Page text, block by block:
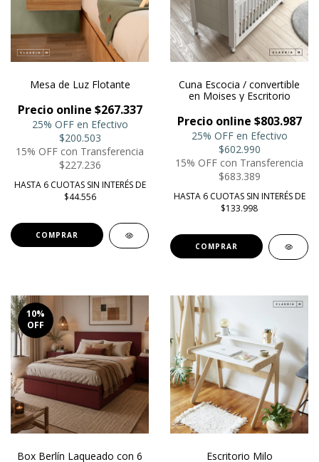
Mesa de Luz Flotante
Precio online $267.337
25% OFF en Efectivo
$200.503
15% OFF con Transferencia
$227.236
HASTA 6 CUOTAS SIN INTERÉS DE
$44.556
COMPRAR
Cuna Escocia / convertible
en Moises y Escritorio
Precio online $803.987
25% OFF en Efectivo
$602.990
15% OFF con Transferencia
$683.389
HASTA 6 CUOTAS SIN INTERÉS DE
$133.998
COMPRAR
10%
OFF
Box Berlín Laqueado con 6
Escritorio Milo